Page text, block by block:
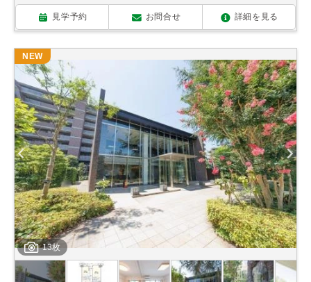
見学予約 お問合せ 詳細を見る
13枚
NEW